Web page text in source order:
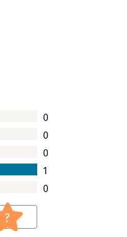
processen noodzakelijk is
van het management
Gary Hamel mag geloven
0
0
0
1
0
?